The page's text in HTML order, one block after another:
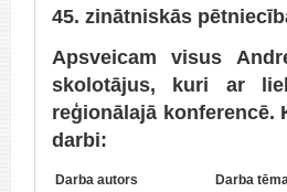
45. zinātniskās
Apsveicam visus
skolotājus, kuri ar
reģionālajā konferencē.
darbi:
Darba autors Darba tēma